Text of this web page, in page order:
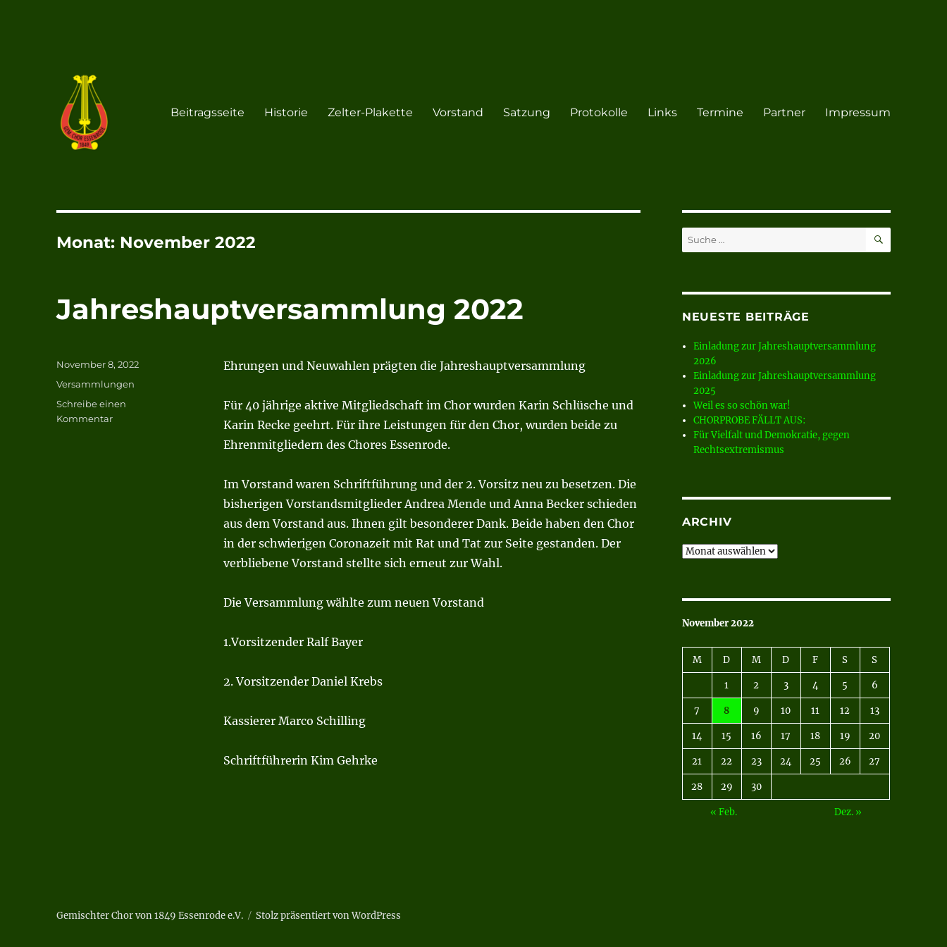
Beitragsseite Historie Zelter-Plakette Vorstand Satzung Protokolle Links Termine Partner Impressum
Monat: November 2022
Jahreshauptversammlung 2022
Ehrungen und Neuwahlen prägten die Jahreshauptversammlung
Für 40 jährige aktive Mitgliedschaft im Chor wurden Karin Schlüsche und
Karin Recke geehrt. Für ihre Leistungen für den Chor, wurden beide zu
Ehrenmitgliedern des Chores Essenrode.
Im Vorstand waren Schriftführung und der 2. Vorsitz neu zu besetzen. Die
bisherigen Vorstandsmitglieder Andrea Mende und Anna Becker schieden
aus dem Vorstand aus. Ihnen gilt besonderer Dank. Beide haben den Chor
in der schwierigen Coronazeit mit Rat und Tat zur Seite gestanden. Der
verbliebene Vorstand stellte sich erneut zur Wahl.
Die Versammlung wählte zum neuen Vorstand
1.Vorsitzender Ralf Bayer
2. Vorsitzender Daniel Krebs
Kassierer Marco Schilling
Schriftführerin Kim Gehrke
Veröffentlicht
November 8, 2022
Kategorien
Versammlungen
Schreibe einen
Kommentarzu
Jahreshauptversammlung
Suche
nach:
SUCHEN
NEUESTE BEITRÄGE
Einladung zur Jahreshauptversammlung
2026
Einladung zur Jahreshauptversammlung
2025
Weil es so schön war!
CHORPROBE FÄLLT AUS:
Für Vielfalt und Demokratie, gegen
Rechtsextremismus
ARCHIV
Archiv
November 2022
M D M D F S S
1 2 3 4 5 6
7 8 9 10 11 12 13
14 15 16 17 18 19 20
21 22 23 24 25 26 27
28 29 30
« Feb. Dez. »
Gemischter Chor von 1849 Essenrode e.V. Stolz präsentiert von WordPress